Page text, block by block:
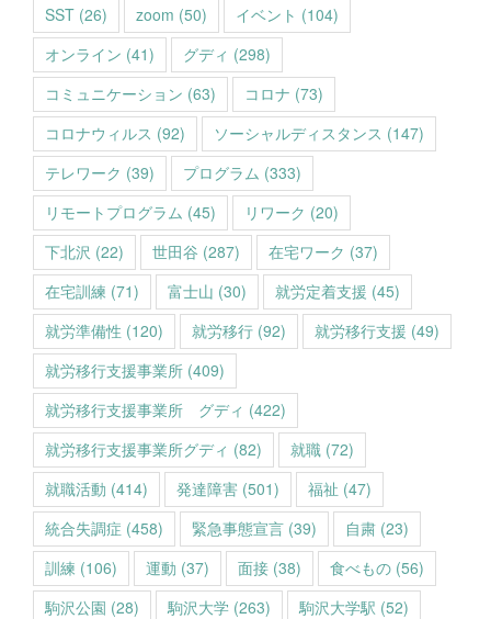
SST (26) zoom (50) イベント (104)
オンライン (41) グディ (298)
コミュニケーション (63) コロナ (73)
コロナウィルス (92) ソーシャルディスタンス (147)
テレワーク (39) プログラム (333)
リモートプログラム (45) リワーク (20)
下北沢 (22) 世田谷 (287) 在宅ワーク (37)
在宅訓練 (71) 富士山 (30) 就労定着支援 (45)
就労準備性 (120) 就労移行 (92) 就労移行支援 (49)
就労移行支援事業所 (409)
就労移行支援事業所 グディ (422)
就労移行支援事業所グディ (82) 就職 (72)
就職活動 (414) 発達障害 (501) 福祉 (47)
統合失調症 (458) 緊急事態宣言 (39) 自粛 (23)
訓練 (106) 運動 (37) 面接 (38) 食べもの (56)
駒沢公園 (28) 駒沢大学 (263) 駒沢大学駅 (52)